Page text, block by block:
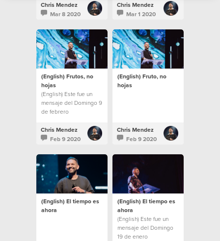
Chris Mendez
Mar 8 2020
Chris Mendez
Mar 1 2020
(English) Frutos, no
hojas
(English) Este fue un
mensaje del Domingo 9
de febrero
Chris Mendez
Feb 9 2020
(English) Fruto, no
hojas
Chris Mendez
Feb 9 2020
(English) El tiempo es
ahora
(English) El tiempo es
ahora
(English) Este fue un
mensaje del Domingo
19 de enero